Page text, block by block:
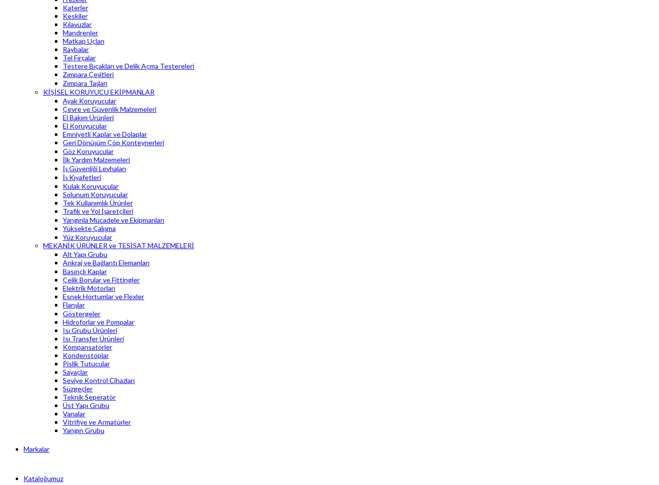
Katerler
Keskiler
Kılavuzlar
Mandrenler
Matkap Uçları
Raybalar
Tel Fırçalar
Testere Bıçakları ve Delik Açma Testereleri
Zımpara Çeşitleri
Zımpara Taşları
KİŞİSEL KORUYUCU EKİPMANLAR
Ayak Koruyucular
Çevre ve Güvenlik Malzemeleri
El Bakım Ürünleri
El Koruyucular
Emniyetli Kaplar ve Dolaplar
Geri Dönüşüm Çöp Konteynerleri
Göz Koruyucular
İlk Yardım Malzemeleri
İş Güvenliği Levhaları
İş Kıyafetleri
Kulak Koruyucular
Solunum Koruyucular
Tek Kullanımlık Ürünler
Trafik ve Yol İşaretçileri
Yangınla Mücadele ve Ekipmanları
Yüksekte Çalışma
Yüz Koruyucular
MEKANİK ÜRÜNLER ve TESİSAT MALZEMELERİ
Alt Yapı Grubu
Ankraj ve Bağlantı Elemanları
Basınçlı Kaplar
Çelik Borular ve Fittingler
Elektrik Motorları
Esnek Hortumlar ve Flexler
Flanşlar
Göstergeler
Hidroforlar ve Pompalar
Isı Grubu Ürünleri
Isı Transfer Ürünleri
Kompansatörler
Kondenstoplar
Pislik Tutucular
Sayaçlar
Seviye Kontrol Cihazları
Süzgeçler
Teknik Seperatör
Üst Yapı Grubu
Vanalar
Vitrifiye ve Armatürler
Yangın Grubu
Markalar
Kataloğumuz